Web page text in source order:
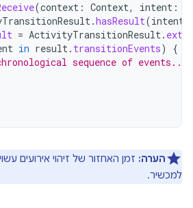
(context : Context, intent :
.hasResult(intent
= ActivityTransitionResult.
in result. transitionEvents)
{
sequence of events....
הערה: זמן האחזור של זיהוי אירועים
למכשיר.